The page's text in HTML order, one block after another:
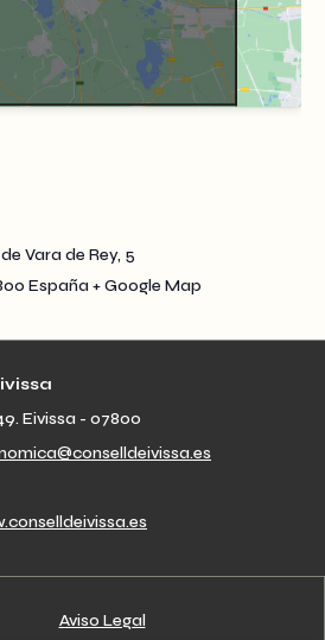
Vara de Rey, 5
España + Google Map
Eivissa - 07800
Aviso Legal